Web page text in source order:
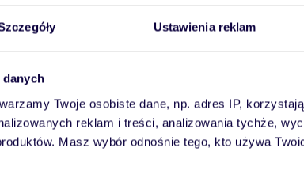
Ustawienia reklam
Twoje osobiste dane, np. adres IP,
reklam i treści, analizowania tychże,
Masz wybór odnośnie tego, kto używa